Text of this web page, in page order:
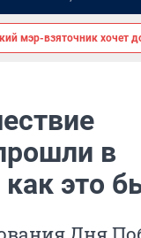
мэр-взяточник хочет
в
это